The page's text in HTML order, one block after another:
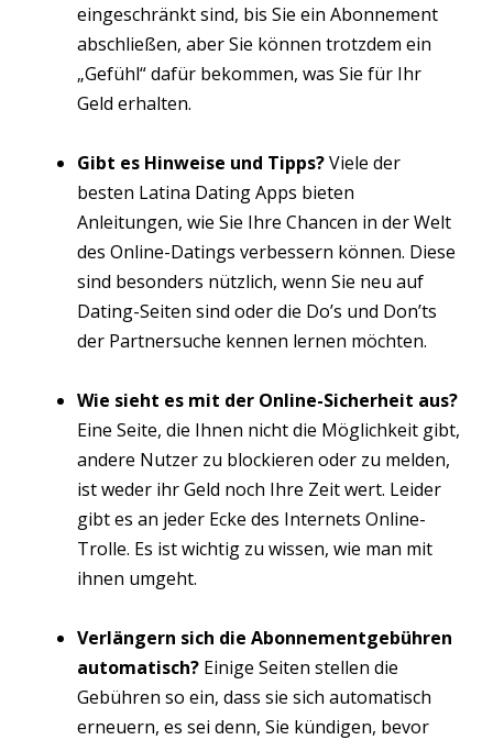
eingeschränkt sind, bis Sie ein Abonnement
abschließen, aber Sie können trotzdem ein
„Gefühl“ dafür bekommen, was Sie für Ihr
Geld erhalten.
Gibt es Hinweise und Tipps?Viele der
besten Latina Dating Apps bieten
Anleitungen, wie Sie Ihre Chancen in der Welt
des Online-Datings verbessern können. Diese
sind besonders nützlich, wenn Sie neu auf
Dating-Seiten sind oder die Do’s und Don’ts
der Partnersuche kennen lernen möchten.
Wie sieht es mit der Online-Sicherheit aus?
Eine Seite, die Ihnen nicht die Möglichkeit gibt,
andere Nutzer zu blockieren oder zu melden,
ist weder ihr Geld noch Ihre Zeit wert. Leider
gibt es an jeder Ecke des Internets Online-
Trolle. Es ist wichtig zu wissen, wie man mit
ihnen umgeht.
Verlängern sich die Abonnementgebühren
automatisch? Einige Seiten stellen die
Gebühren so ein, dass sie sich automatisch
erneuern, es sei denn, Sie kündigen, bevor